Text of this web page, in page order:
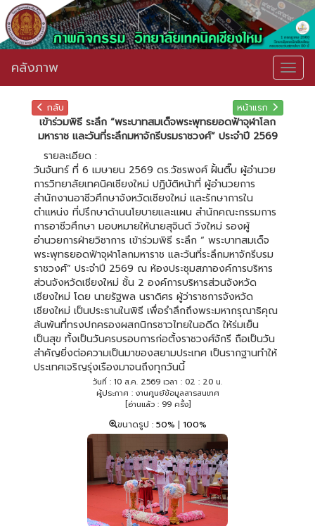
คลังภาพ
กลับ หน้าแรก
เข้าร่วมพิธี ระลึก “พระบาทสมเด็จพระพุทธยอดฟ้าจุฬาโลก
มหาราช และวันที่ระลึกมหาจักรีบรมราชวงศ์” ประจำปี 2569
รายละเอียด :
วันจันทร์ ที่ 6 เมษายน 2569 ดร.วัชรพงศ์ ฝั้นติ๊บ ผู้อำนวย
การวิทยาลัยเทคนิคเชียงใหม่ ปฏิบัติหน้าที่ ผู้อำนวยการ
สำนักงานอาชีวศึกษาจังหวัดเชียงใหม่ เเละรักษาการใน
ตำแหน่ง ที่ปรึกษาด้านนโยบายและแผน สำนักคณะกรรมการ
การอาชีวศึกษา มอบหมายให้นายสุจินต์ วังใหม่ รองผู้
อำนวยการฝ่ายวิชาการ เข้าร่วมพิธี ระลึก “ พระบาทสมเด็จ
พระพุทธยอดฟ้าจุฬาโลกมหาราช และวันที่ระลึกมหาจักรีบรม
ราชวงศ์” ประจำปี 2569 ณ ห้องประชุมสภาองค์การบริหาร
ส่วนจังหวัดเชียงใหม่ ชั้น 2 องค์การบริหารส่วนจังหวัด
เชียงใหม่ โดย นายรัฐพล นราดิศร ผู้ว่าราชการจังหวัด
เชียงใหม่ เป็นประธานในพิธี เพื่อรำลึกถึงพระมหากรุณาธิคุณ
ล้นพ้นที่ทรงปกครองผสกนิกรชาวไทยในอดีด ให้ร่มเย็น
เป็นสุข ทั้งเป็นวันครบรอบการก่อตั้งราชวงศ์จักรี ถือเป็นวัน
สำคัญยิ่งต่อความเป็นมาของสยามประเทศ เป็นรากฐานทำให้
ประเทศเจริญรุ่งเรืองมาจนถึงทุกวันนี้
วันที่ : 10 ส.ค. 2569 เวลา : 02 : 20 น.
ผู้ประกาศ : งานศูนย์ข้อมูลสารสนเทศ
[อ่านแล้ว : 99 ครั้ง]
ขนาดรูป : 50% | 100%